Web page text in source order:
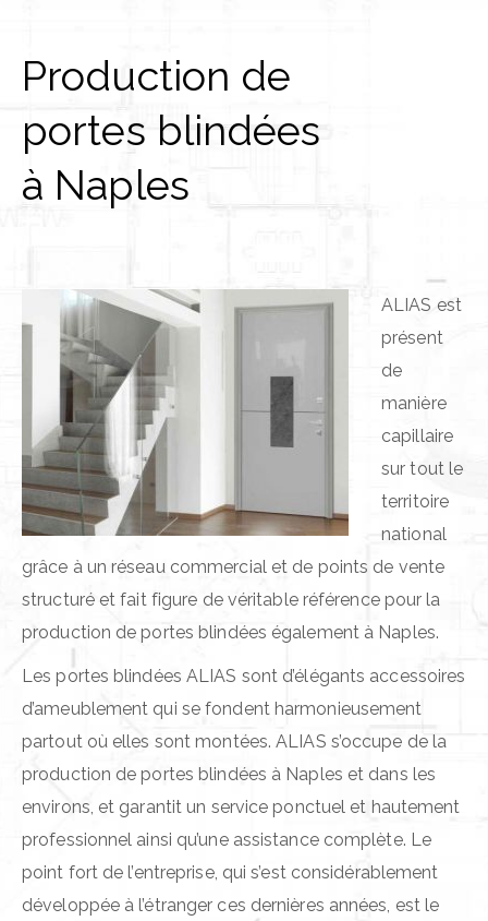
Production de
portes blindées
à Naples
ALIAS est
présent
de
manière
capillaire
sur tout le
territoire
national
grâce à un réseau commercial et de points de vente
structuré et fait figure de véritable référence pour la
production de portes blindées également à Naples.
Les portes blindées ALIAS sont d’élégants accessoires
d’ameublement qui se fondent harmonieusement
partout où elles sont montées. ALIAS s’occupe de la
production de portes blindées à Naples et dans les
environs, et garantit un service ponctuel et hautement
professionnel ainsi qu’une assistance complète. Le
point fort de l’entreprise, qui s’est considérablement
développée à l’étranger ces dernières années, est le